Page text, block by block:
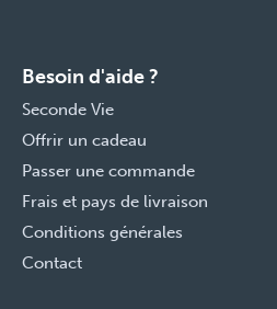
Besoin d'aide ?
Seconde Vie
Offrir un cadeau
Passer une commande
Frais et pays de livraison
Conditions générales
Contact